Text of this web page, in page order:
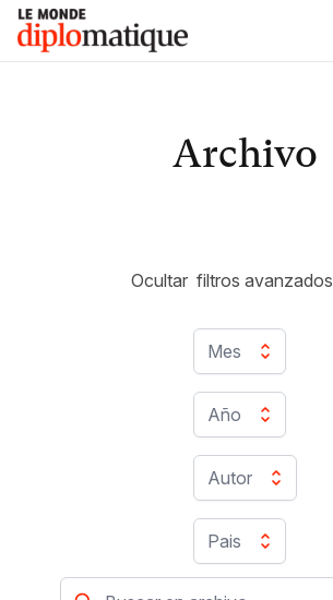
Skip
content
Le monde diplomatique
Archivo
Mes
Año
Autor
Pais
Ocultar filtros avanzados